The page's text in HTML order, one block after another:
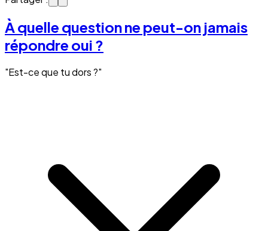
À quelle question ne peut-on jamais
répondre oui ?
"Est-ce que tu dors ?"